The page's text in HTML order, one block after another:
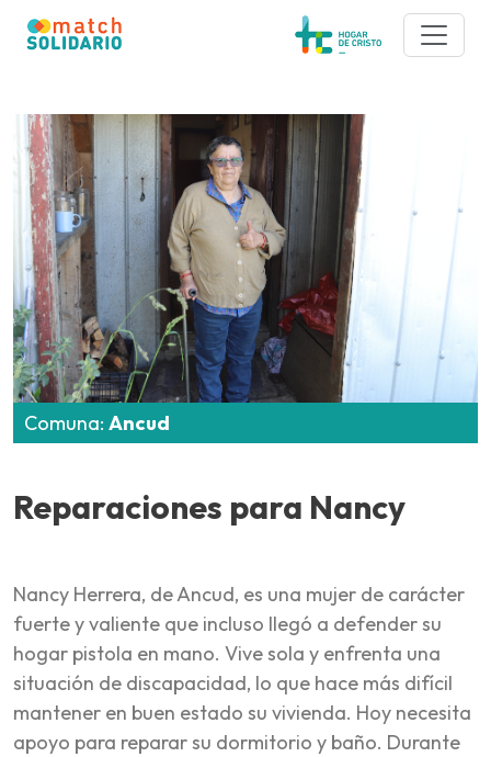
Comuna: Ancud
Reparaciones para Nancy
Nancy Herrera, de Ancud, es una mujer de carácter
fuerte y valiente que incluso llegó a defender su
hogar pistola en mano. Vive sola y enfrenta una
situación de discapacidad, lo que hace más difícil
mantener en buen estado su vivienda. Hoy necesita
apoyo para reparar su dormitorio y baño. Durante